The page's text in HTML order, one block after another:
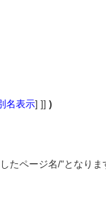
名表示] ]] )
たページ名/"となりま